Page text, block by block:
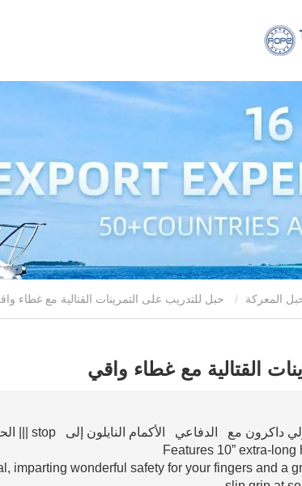
المعركة
القتالية مع غطاء واقي
Features 10” extra-
imparting wonderful safety for your fingers and a